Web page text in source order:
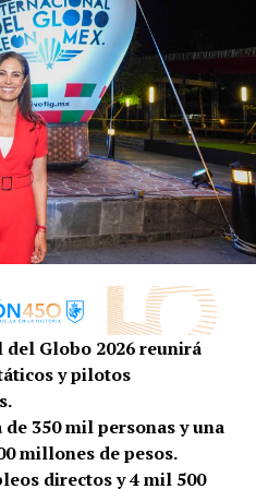
Globo 2026 reunirá
y pilotos
350 mil personas y una
millones de pesos.
directos y 4 mil 500